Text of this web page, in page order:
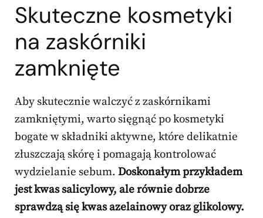
Skuteczne kosmetyki
na zaskórniki
zamknięte
Aby skutecznie walczyć z zaskórnikami
zamkniętymi, warto sięgnąć po kosmetyki
bogate w składniki aktywne, które delikatnie
złuszczają skórę i pomagają kontrolować
wydzielanie sebum. Doskonałym przykładem
jest kwas salicylowy, ale równie dobrze
sprawdzą się kwas azelainowy oraz glikolowy.